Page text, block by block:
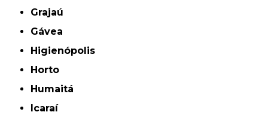
Grajaú
Gávea
Higienópolis
Horto
Humaitá
Icaraí